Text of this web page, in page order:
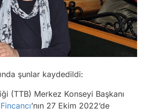
şunlar kaydedildi:
(TTB) Merkez Konseyi Başkanı
’nın 27 Ekim 2022’de